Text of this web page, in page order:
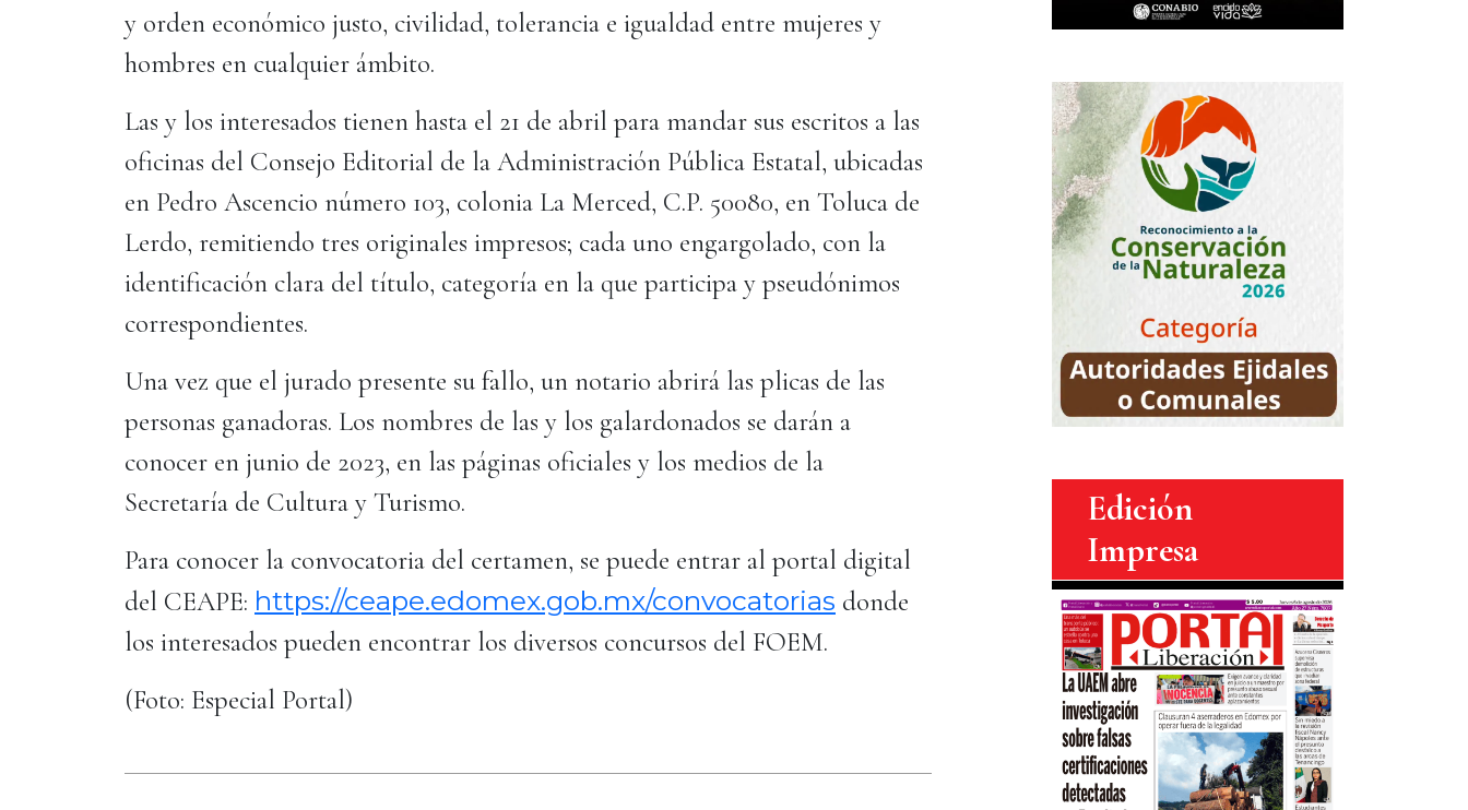
y orden económico justo, civilidad, tolerancia e igualdad entre mujeres y
hombres en cualquier ámbito.
Las y los interesados tienen hasta el 21 de abril para mandar sus escritos a las
oficinas del Consejo Editorial de la Administración Pública Estatal, ubicadas
en Pedro Ascencio número 103, colonia La Merced, C.P. 50080, en Toluca de
Lerdo, remitiendo tres originales impresos; cada uno engargolado, con la
identificación clara del título, categoría en la que participa y pseudónimos
correspondientes.
Una vez que el jurado presente su fallo, un notario abrirá las plicas de las
personas ganadoras. Los nombres de las y los galardonados se darán a
conocer en junio de 2023, en las páginas oficiales y los medios de la
Secretaría de Cultura y Turismo.
Para conocer la convocatoria del certamen, se puede entrar al portal digital
del CEAPE: https://ceape.edomex.gob.mx/convocatorias donde
los interesados pueden encontrar los diversos concursos del FOEM.
(Foto: Especial Portal)
Edición
Impresa